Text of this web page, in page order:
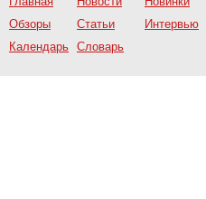
Обзоры
Статьи
Интервью
Календарь Словарь